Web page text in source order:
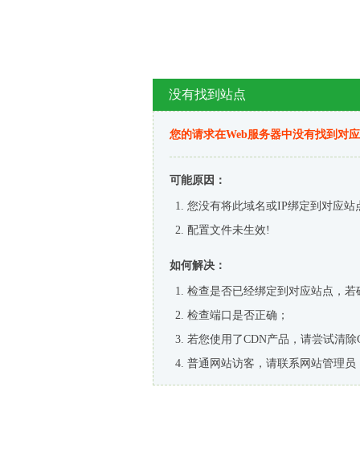
没有找到站点
您的请求在Web服务器中没有找到对
可能原因：
您没有将此域名或IP绑定到对应站
配置文件未生效!
如何解决：
检查是否已经绑定到对应站点，
检查端口是否正确；
若您使用了CDN产品，请尝试清除
普通网站访客，请联系网站管理员